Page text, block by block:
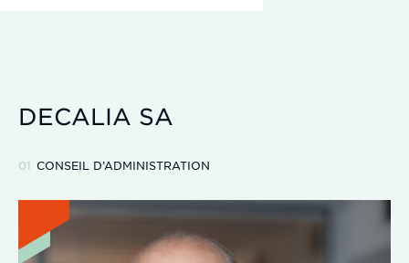
DECALIA SA
CONSEIL D’ADMINISTRATION